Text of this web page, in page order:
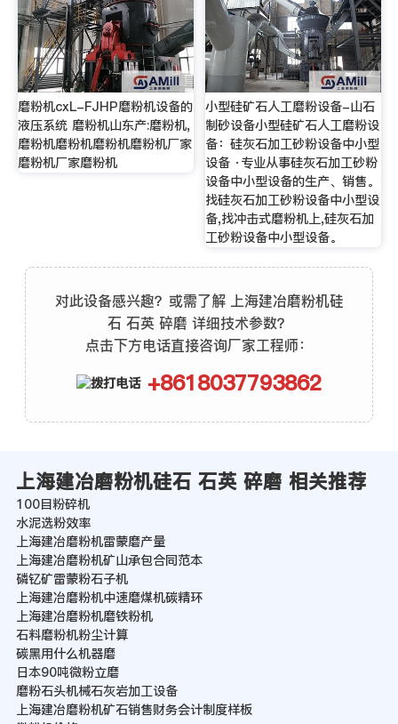
磨粉机cxL-FJHP磨粉机设备的
液压系统 磨粉机山东产:磨粉机,
磨粉机磨粉机磨粉机磨粉机厂家
磨粉机厂家磨粉机
小型硅矿石人工磨粉设备-山石
制砂设备小型硅矿石人工磨粉设
备：硅灰石加工砂粉设备中小型
设备 ·专业从事硅灰石加工砂粉
设备中小型设备的生产、销售。
找硅灰石加工砂粉设备中小型设
备,找冲击式磨粉机上,硅灰石加
工砂粉设备中小型设备。
对此设备感兴趣？或需了解 上海建冶磨粉机硅
石 石英 碎磨 详细技术参数？
点击下方电话直接咨询厂家工程师：
+8618037793862
上海建冶磨粉机硅石 石英 碎磨 相关推荐
100目粉碎机
水泥选粉效率
上海建冶磨粉机雷蒙磨产量
上海建冶磨粉机矿山承包合同范本
磷钇矿雷蒙粉石子机
上海建冶磨粉机中速磨煤机碳精环
上海建冶磨粉机磨铁粉机
石料磨粉机粉尘计算
碳黑用什么机器磨
日本90吨微粉立磨
磨粉石头机械石灰岩加工设备
上海建冶磨粉机矿石销售财务会计制度样板